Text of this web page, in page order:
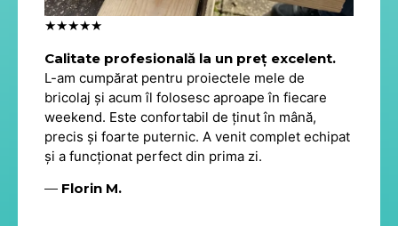
★★★★★
Calitate profesională la un preț excelent.
L-am cumpărat pentru proiectele mele de
bricolaj și acum îl folosesc aproape în fiecare
weekend. Este confortabil de ținut în mână,
precis și foarte puternic. A venit complet echipat
și a funcționat perfect din prima zi.
— Florin M.